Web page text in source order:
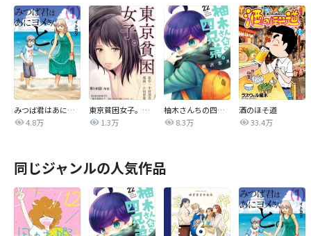
みつば君はあにヨメさんと。
4.8万
東京貧困女子。【単話】
1.3万
柚木さんちの四兄弟。
8.3万
酒のほそ道
33.4万
同じジャンルの人気作品